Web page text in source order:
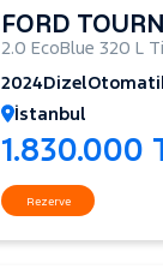
FORD
2.0 EcoBlue 320 L
2024Dizel
İstanbul
1.830.000
Rezerve